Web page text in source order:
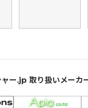
ー.jp 取り扱いメーカ